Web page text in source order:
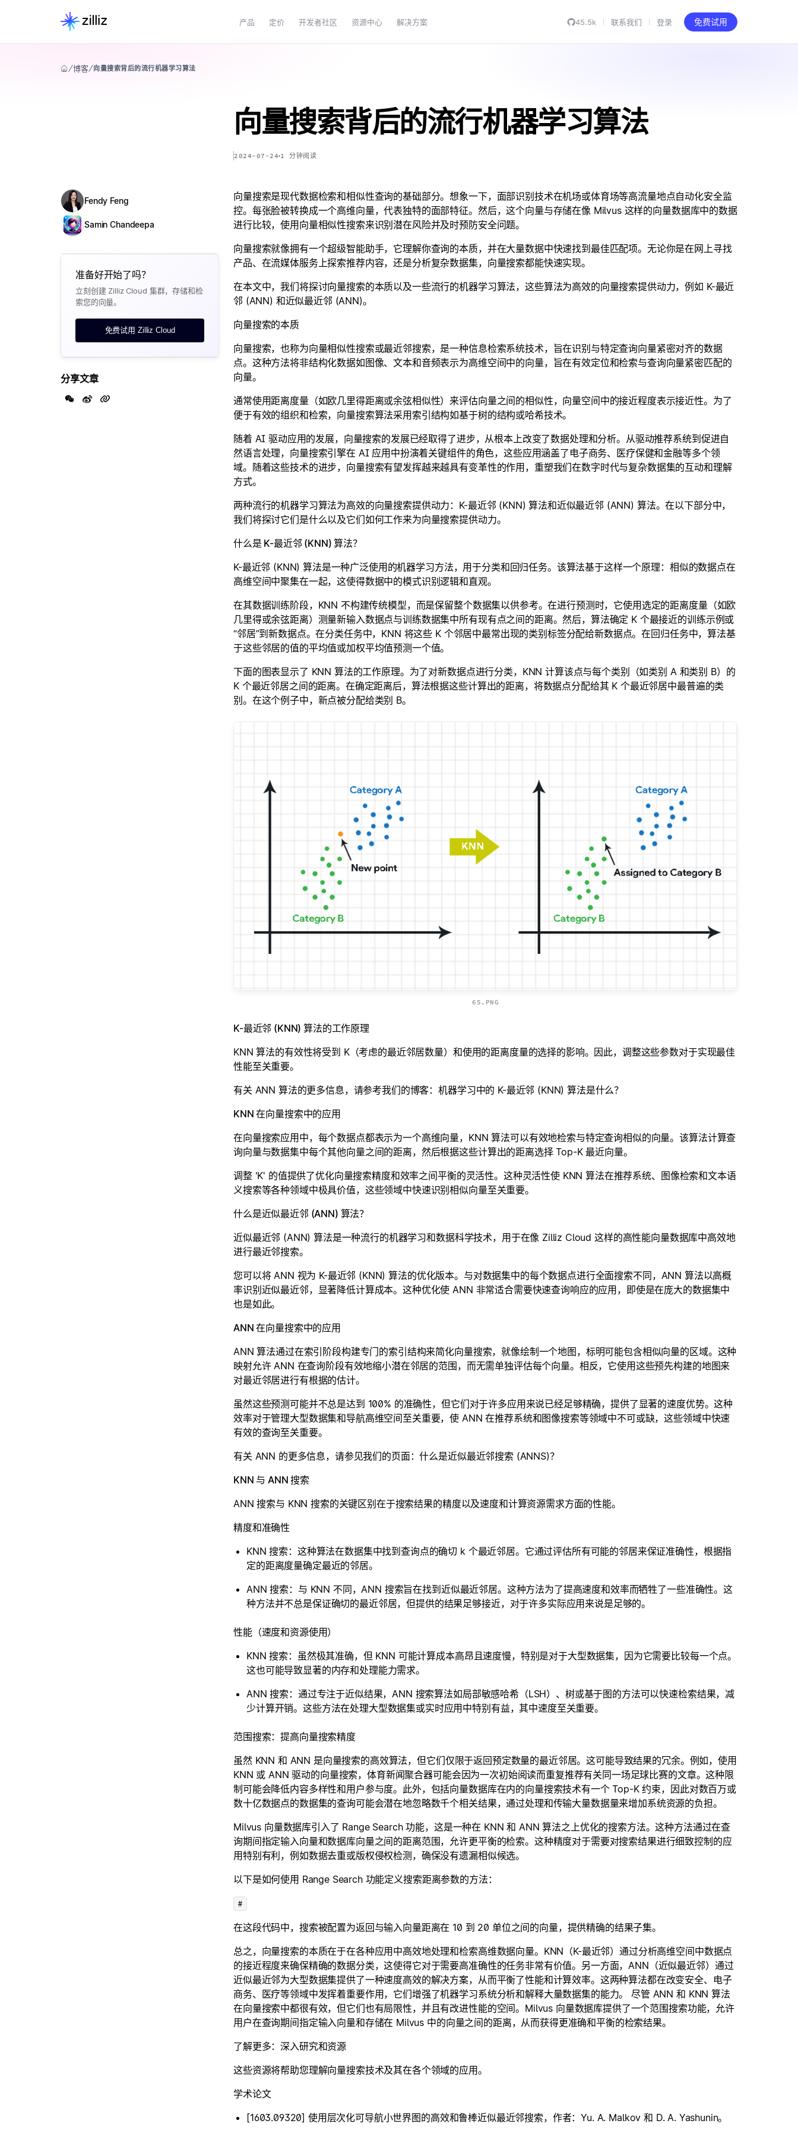
产品 定价 开发者社区 资源中心 解决方案 45.5k 联系我们 登录 免费试用
博客 向量搜索背后的流行机器学习算法
向量搜索背后的流行机器学习算法
2024-07-24 1 分钟阅读
Fendy Feng
Samin Chandeepa
准备好开始了吗？
立刻创建 Zilliz Cloud 集群，存储和检
索您的向量。
免费试用 Zilliz Cloud
分享文章
向量搜索是现代数据检索和相似性查询的基础部分。想象一下，面部识别技术在机场或体育场等高流量地点自动化安全监
控。每张脸被转换成一个高维向量，代表独特的面部特征。然后，这个向量与存储在像 Milvus 这样的向量数据库中的数据
进行比较，使用向量相似性搜索来识别潜在风险并及时预防安全问题。
向量搜索就像拥有一个超级智能助手，它理解你查询的本质，并在大量数据中快速找到最佳匹配项。无论你是在网上寻找
产品、在流媒体服务上探索推荐内容，还是分析复杂数据集，向量搜索都能快速实现。
在本文中，我们将探讨向量搜索的本质以及一些流行的机器学习算法，这些算法为高效的向量搜索提供动力，例如 K-最近
邻 (ANN) 和近似最近邻 (ANN)。
向量搜索的本质
向量搜索，也称为向量相似性搜索或最近邻搜索，是一种信息检索系统技术，旨在识别与特定查询向量紧密对齐的数据
点。这种方法将非结构化数据如图像、文本和音频表示为高维空间中的向量，旨在有效定位和检索与查询向量紧密匹配的
向量。
通常使用距离度量（如欧几里得距离或余弦相似性）来评估向量之间的相似性，向量空间中的接近程度表示接近性。为了
便于有效的组织和检索，向量搜索算法采用索引结构如基于树的结构或哈希技术。
随着 AI 驱动应用的发展，向量搜索的发展已经取得了进步，从根本上改变了数据处理和分析。从驱动推荐系统到促进自
然语言处理，向量搜索引擎在 AI 应用中扮演着关键组件的角色，这些应用涵盖了电子商务、医疗保健和金融等多个领
域。随着这些技术的进步，向量搜索有望发挥越来越具有变革性的作用，重塑我们在数字时代与复杂数据集的互动和理解
方式。
两种流行的机器学习算法为高效的向量搜索提供动力：K-最近邻 (KNN) 算法和近似最近邻 (ANN) 算法。在以下部分中，
我们将探讨它们是什么以及它们如何工作来为向量搜索提供动力。
什么是 K-最近邻 (KNN) 算法？
K-最近邻 (KNN) 算法是一种广泛使用的机器学习方法，用于分类和回归任务。该算法基于这样一个原理：相似的数据点在
高维空间中聚集在一起，这使得数据中的模式识别逻辑和直观。
在其数据训练阶段，KNN 不构建传统模型，而是保留整个数据集以供参考。在进行预测时，它使用选定的距离度量（如欧
几里得或余弦距离）测量新输入数据点与训练数据集中所有现有点之间的距离。然后，算法确定 K 个最接近的训练示例或
“邻居”到新数据点。在分类任务中，KNN 将这些 K 个邻居中最常出现的类别标签分配给新数据点。在回归任务中，算法基
于这些邻居的值的平均值或加权平均值预测一个值。
下面的图表显示了 KNN 算法的工作原理。为了对新数据点进行分类，KNN 计算该点与每个类别（如类别 A 和类别 B）的
K 个最近邻居之间的距离。在确定距离后，算法根据这些计算出的距离，将数据点分配给其 K 个最近邻居中最普遍的类
别。在这个例子中，新点被分配给类别 B。
65.PNG
K-最近邻 (KNN) 算法的工作原理
KNN 算法的有效性将受到 K（考虑的最近邻居数量）和使用的距离度量的选择的影响。因此，调整这些参数对于实现最佳
性能至关重要。
有关 ANN 算法的更多信息，请参考我们的博客：机器学习中的 K-最近邻 (KNN) 算法是什么？
KNN 在向量搜索中的应用
在向量搜索应用中，每个数据点都表示为一个高维向量，KNN 算法可以有效地检索与特定查询相似的向量。该算法计算查
询向量与数据集中每个其他向量之间的距离，然后根据这些计算出的距离选择 Top-K 最近向量。
调整 'K' 的值提供了优化向量搜索精度和效率之间平衡的灵活性。这种灵活性使 KNN 算法在推荐系统、图像检索和文本语
义搜索等各种领域中极具价值，这些领域中快速识别相似向量至关重要。
什么是近似最近邻 (ANN) 算法？
近似最近邻 (ANN) 算法是一种流行的机器学习和数据科学技术，用于在像 Zilliz Cloud 这样的高性能向量数据库中高效地
进行最近邻搜索。
您可以将 ANN 视为 K-最近邻 (KNN) 算法的优化版本。与对数据集中的每个数据点进行全面搜索不同，ANN 算法以高概
率识别近似最近邻，显著降低计算成本。这种优化使 ANN 非常适合需要快速查询响应的应用，即使是在庞大的数据集中
也是如此。
ANN 在向量搜索中的应用
ANN 算法通过在索引阶段构建专门的索引结构来简化向量搜索，就像绘制一个地图，标明可能包含相似向量的区域。这种
映射允许 ANN 在查询阶段有效地缩小潜在邻居的范围，而无需单独评估每个向量。相反，它使用这些预先构建的地图来
对最近邻居进行有根据的估计。
虽然这些预测可能并不总是达到 100% 的准确性，但它们对于许多应用来说已经足够精确，提供了显著的速度优势。这种
效率对于管理大型数据集和导航高维空间至关重要，使 ANN 在推荐系统和图像搜索等领域中不可或缺，这些领域中快速
有效的查询至关重要。
有关 ANN 的更多信息，请参见我们的页面：什么是近似最近邻搜索 (ANNS)？
KNN 与 ANN 搜索
ANN 搜索与 KNN 搜索的关键区别在于搜索结果的精度以及速度和计算资源需求方面的性能。
精度和准确性
KNN 搜索：这种算法在数据集中找到查询点的确切 k 个最近邻居。它通过评估所有可能的邻居来保证准确性，根据指
定的距离度量确定最近的邻居。
ANN 搜索：与 KNN 不同，ANN 搜索旨在找到近似最近邻居。这种方法为了提高速度和效率而牺牲了一些准确性。这
种方法并不总是保证确切的最近邻居，但提供的结果足够接近，对于许多实际应用来说是足够的。
性能（速度和资源使用）
KNN 搜索：虽然极其准确，但 KNN 可能计算成本高昂且速度慢，特别是对于大型数据集，因为它需要比较每一个点。
这也可能导致显著的内存和处理能力需求。
ANN 搜索：通过专注于近似结果，ANN 搜索算法如局部敏感哈希（LSH）、树或基于图的方法可以快速检索结果，减
少计算开销。这些方法在处理大型数据集或实时应用中特别有益，其中速度至关重要。
范围搜索：提高向量搜索精度
虽然 KNN 和 ANN 是向量搜索的高效算法，但它们仅限于返回预定数量的最近邻居。这可能导致结果的冗余。例如，使用
KNN 或 ANN 驱动的向量搜索，体育新闻聚合器可能会因为一次初始阅读而重复推荐有关同一场足球比赛的文章。这种限
制可能会降低内容多样性和用户参与度。此外，包括向量数据库在内的向量搜索技术有一个 Top-K 约束，因此对数百万或
数十亿数据点的数据集的查询可能会潜在地忽略数千个相关结果，通过处理和传输大量数据量来增加系统资源的负担。
Milvus 向量数据库引入了 Range Search 功能，这是一种在 KNN 和 ANN 算法之上优化的搜索方法。这种方法通过在查
询期间指定输入向量和数据库向量之间的距离范围，允许更平衡的检索。这种精度对于需要对搜索结果进行细致控制的应
用特别有利，例如数据去重或版权侵权检测，确保没有遗漏相似候选。
以下是如何使用 Range Search 功能定义搜索距离参数的方法：
#
在这段代码中，搜索被配置为返回与输入向量距离在 10 到 20 单位之间的向量，提供精确的结果子集。
总之，向量搜索的本质在于在各种应用中高效地处理和检索高维数据向量。KNN（K-最近邻）通过分析高维空间中数据点
的接近程度来确保精确的数据分类，这使得它对于需要高准确性的任务非常有价值。另一方面，ANN（近似最近邻）通过
近似最近邻为大型数据集提供了一种速度高效的解决方案，从而平衡了性能和计算效率。这两种算法都在改变安全、电子
商务、医疗等领域中发挥着重要作用，它们增强了机器学习系统分析和解释大量数据集的能力。 尽管 ANN 和 KNN 算法
在向量搜索中都很有效，但它们也有局限性，并且有改进性能的空间。Milvus 向量数据库提供了一个范围搜索功能，允许
用户在查询期间指定输入向量和存储在 Milvus 中的向量之间的距离，从而获得更准确和平衡的检索结果。
了解更多：深入研究和资源
这些资源将帮助您理解向量搜索技术及其在各个领域的应用。
学术论文
[1603.09320] 使用层次化可导航小世界图的高效和鲁棒近似最近邻搜索，作者：Yu. A. Malkov 和 D. A. Yashunin。